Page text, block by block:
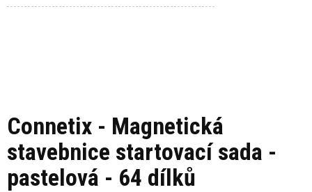
Connetix - Magnetická
stavebnice startovací sada -
pastelová - 64 dílků